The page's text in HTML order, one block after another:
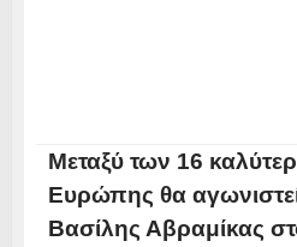
Μεταξύ των 16
Ευρώπης θα
Βασίλης Αβραμίκας